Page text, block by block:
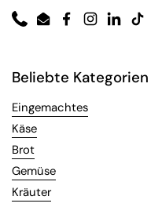
PhoneEmailFacebook
Instagram
Beliebte Kategorien
Eingemachtes
Käse
Brot
Gemüse
Kräuter